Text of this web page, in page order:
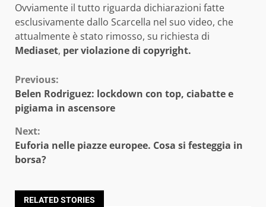
Ovviamente il tutto riguarda dichiarazioni fatte
esclusivamente dallo Scarcella nel suo video, che
attualmente è stato rimosso, su richiesta di
Mediaset, per violazione di copyright.
Continue
Reading
Previous:
Belen Rodriguez: lockdown con top, ciabatte e
pigiama in ascensore
Next:
Euforia nelle piazze europee. Cosa si festeggia in
borsa?
RELATED STORIES